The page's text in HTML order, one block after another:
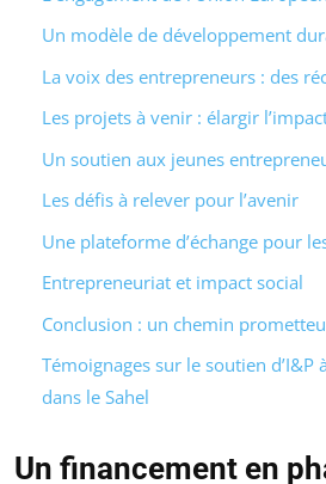
Un modèle de développement
La voix des entrepreneurs : des
Les projets à venir : élargir
Un soutien aux jeunes
Les défis à relever pour l’avenir
Une plateforme d’échange pour
Entrepreneuriat et impact social
Conclusion : un chemin
Témoignages sur le soutien
dans le Sahel
Un financement en